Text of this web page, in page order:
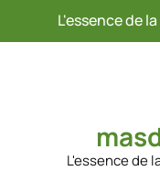
L'essence de
L'essence de